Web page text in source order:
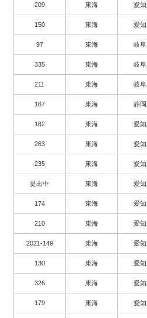
209 東海 愛
150 東海 愛
97 東海 岐
335 東海 岐
211 東海 岐
167 東海 静
182 東海 愛
263 東海 愛
235 東海 愛
提出中 東海 愛
174 東海 愛
210 東海 愛
2021-149 東海 愛
130 東海 愛
326 東海 愛
179 東海 愛